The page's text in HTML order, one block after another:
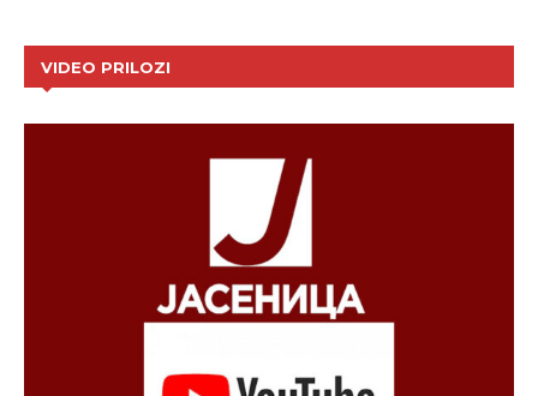
VIDEO PRILOZI